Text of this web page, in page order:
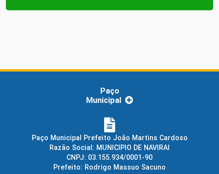
Paço
Municipal
Paço Municipal Prefeito João Martins Cardoso
Razão Social: MUNICIPIO DE NAVIRAI
CNPJ: 03.155.934/0001-90
Prefeito: Rodrigo Massuo Sacuno